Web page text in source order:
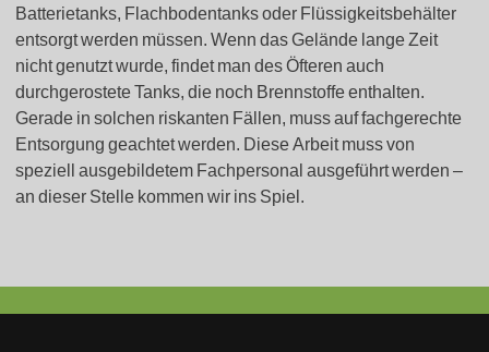
Batterietanks, Flachbodentanks oder Flüssigkeitsbehälter
entsorgt werden müssen. Wenn das Gelände lange Zeit
nicht genutzt wurde, findet man des Öfteren auch
durchgerostete Tanks, die noch Brennstoffe enthalten.
Gerade in solchen riskanten Fällen, muss auf fachgerechte
Entsorgung geachtet werden. Diese Arbeit muss von
speziell ausgebildetem Fachpersonal ausgeführt werden –
an dieser Stelle kommen wir ins Spiel.